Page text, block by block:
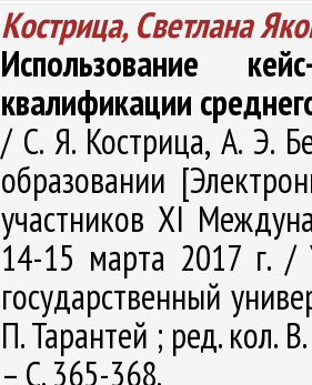
Кострица, Светлана
Использование
квалификации
/ С. Я. Кострица, А. Э.
образовании
участников ХI
14-15 марта 2017 г. /
государственный
П. Тарантей ; ред. кол.
– С. 365-368.